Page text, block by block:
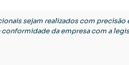
sejam realizados com precisão
conformidade da empresa com a